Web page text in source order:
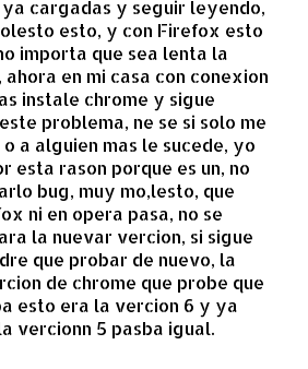
cargadas y seguir leyendo,
esto, y con Firefox esto
importa que sea lenta la
ahora en mi casa con conexion
instale chrome y sigue
problema, ne se si solo me
o a alguien mas le sucede, yo
esta rason porque es un, no
bug, muy mo,lesto, que
ni en opera pasa, no se
la nuevar vercion, si sigue
que probar de nuevo, la
de chrome que probe que
esto era la vercion 6 y ya
vercionn 5 pasba igual.